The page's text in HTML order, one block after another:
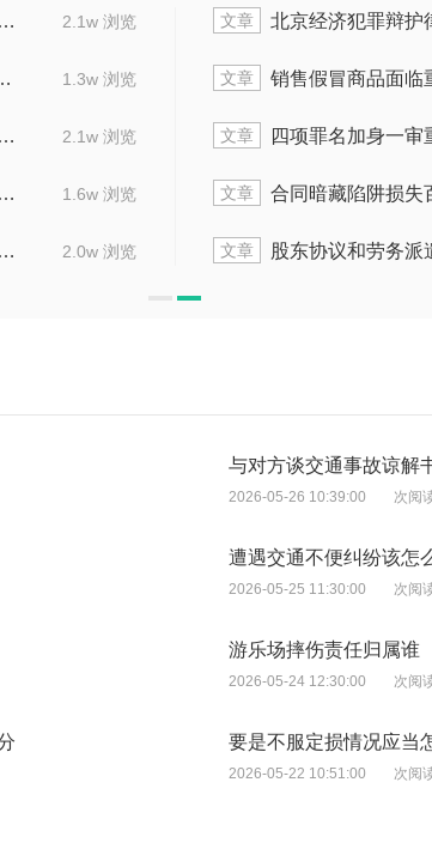
1.5w 浏览
理串通投标案获缓刑纪实
1.8w 浏览
婚案助当事人解脱
1.4w 浏览
理医疗及行政纠纷
2.0w 浏览
精准辩护多起刑案
1.2w 浏览
长疑难复杂刑案
文章 周口刑事与民商律师付
文章 2026年3月河南周口刑事与民事法
文章 认购书单价不符，定金能否退
文章 交通事故家属索赔难？看律
文章 个人承包工程要担责吗？公司
与对方谈交通事故谅解
2026-05-26 10:39:00 次阅
遭遇交通不便纠纷该怎
2026-05-25 11:30:00 次阅
游乐场摔伤责任归属谁
2026-05-24 12:30:00 次阅
要是不服定损情况应当
2026-05-22 10:51:00 次阅